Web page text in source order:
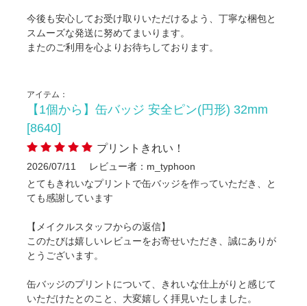
今後も安心してお受け取りいただけるよう、丁寧な梱包と
スムーズな発送に努めてまいります。
またのご利用を心よりお待ちしております。
アイテム：
【1個から】缶バッジ 安全ピン(円形) 32mm
[8640]
プリントきれい！
2026/07/11
レビュー者：m_typhoon
とてもきれいなプリントで缶バッジを作っていただき、と
ても感謝しています
【メイクルスタッフからの返信】
このたびは嬉しいレビューをお寄せいただき、誠にありが
とうございます。
缶バッジのプリントについて、きれいな仕上がりと感じて
いただけたとのこと、大変嬉しく拝見いたしました。